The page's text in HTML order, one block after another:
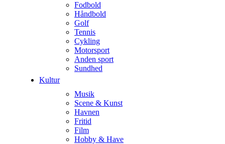
Fodbold
Håndbold
Golf
Tennis
Cykling
Motorsport
Anden sport
Sundhed
Kultur
Musik
Scene & Kunst
Havnen
Fritid
Film
Hobby & Have